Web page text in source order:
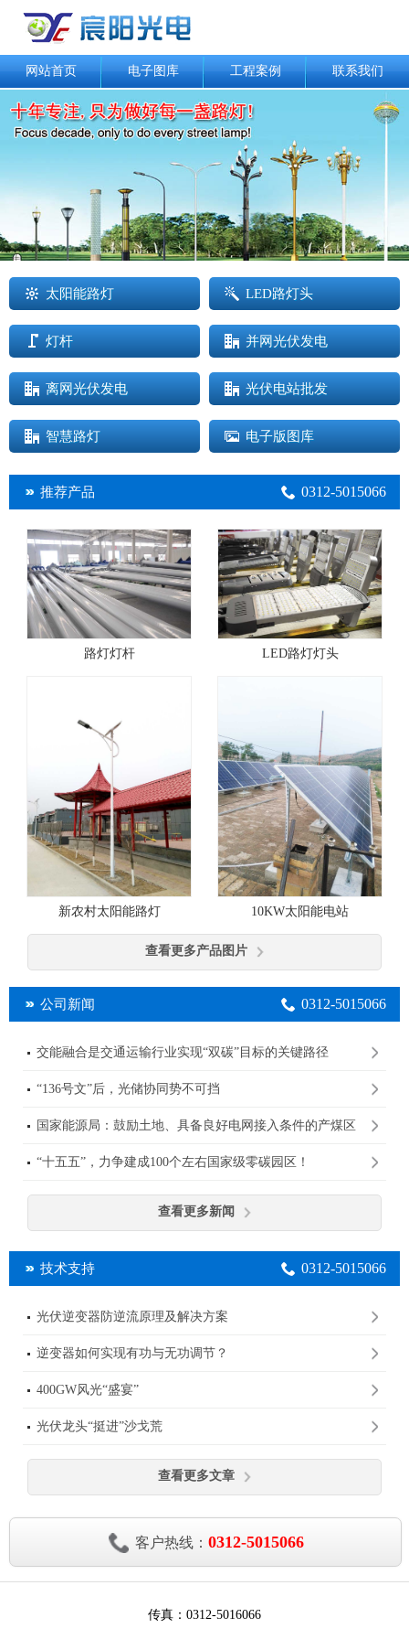
网站首页 电子图库 工程案例 联系我们
太阳能路灯 LED路灯头
灯杆 并网光伏发电
离网光伏发电 光伏电站批发
智慧路灯 电子版图库
推荐产品 0312-5015066
路灯灯杆 LED路灯灯头
新农村太阳能路灯 10KW太阳能电站
查看更多产品图片
公司新闻 0312-5015066
交能融合是交通运输行业实现“双碳”目标的关键路径
“136号文”后，光储协同势不可挡
国家能源局：鼓励土地、具备良好电网接入条件的产煤区
“十五五”，力争建成100个左右国家级零碳园区！
查看更多新闻
技术支持 0312-5015066
光伏逆变器防逆流原理及解决方案
逆变器如何实现有功与无功调节？
400GW风光“盛宴”
光伏龙头“挺进”沙戈荒
查看更多文章
客户热线： 0312-5015066
传真：0312-5016066